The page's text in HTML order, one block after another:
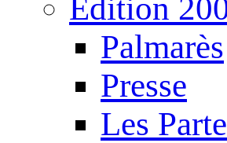
Édition
Palmarès
Presse
Les